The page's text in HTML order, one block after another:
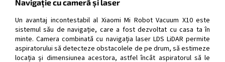
Navigație cu cameră și laser
Un avantaj incontestabil al Xiaomi Mi Robot Vacuum X10 este
sistemul său de navigație, care a fost dezvoltat cu casa ta în
minte. Camera combinată cu navigația laser LDS LiDAR permite
aspiratorului să detecteze obstacolele de pe drum, să estimeze
locația și dimensiunea acestora, astfel încât aspiratorul să le